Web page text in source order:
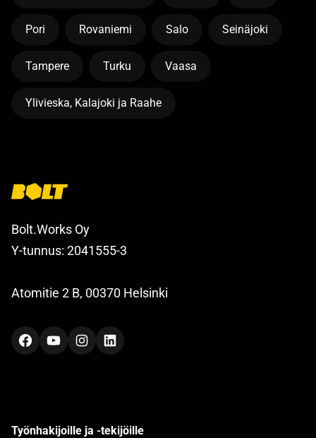
Pori Rovaniemi Salo Seinäjoki
Tampere Turku Vaasa
Ylivieska, Kalajoki ja Raahe
Bolt.Works Oy
Y-tunnus: 2041555-3
Atomitie 2 B, 00370 Helsinki
FacebookYouTubeInstagramLinkedIn
Työnhakijoille ja -tekijöille